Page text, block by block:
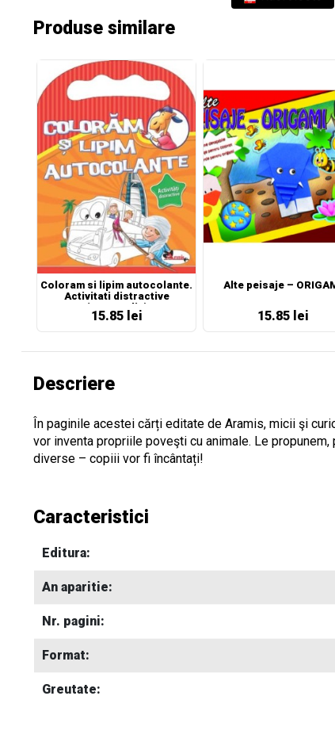
Produse similare
Coloram si lipim autocolante.
Activitati distractive
(portocaliu)
15.85 lei
Alte peisaje –
15.85 lei
Descriere
În paginile acestei cărți editate de Aramis, micii şi
vor inventa propriile poveşti cu animale. Le
diverse – copiii vor fi încântați!
Caracteristici
Editura:
An aparitie:
Nr. pagini:
Format:
Greutate: